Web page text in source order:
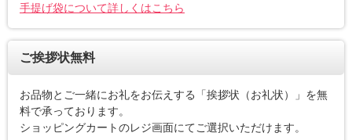
手提げ袋について詳しくはこちら
ご挨拶状無料
お品物とご一緒にお礼をお伝えする「挨拶状（お礼状）」を無
料で承っております。
ショッピングカートのレジ画面にてご選択いただけます。